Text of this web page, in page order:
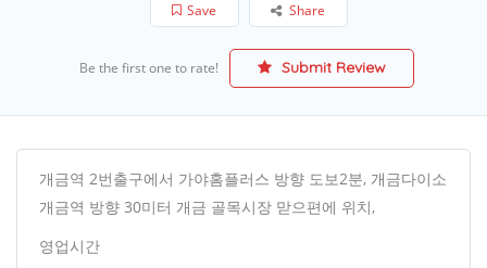
Save Share
Be the first one to rate! Submit Review
개금역 2번출구에서 가야홈플러스 방향 도보2분, 개금다이소
개금역 방향 30미터 개금 골목시장 맏으편에 위치,
영업시간